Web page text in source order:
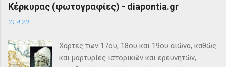
Κέρκυρας (φωτογραφίες) - diapontia.gr
21.4.20
Χάρτες των 17ου, 18ου και 19ου αιώνα, καθώς
και μαρτυρίες ιστορικών και ερευνητών,